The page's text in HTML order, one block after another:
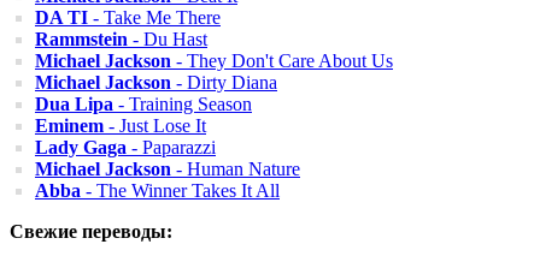
DA TI - Take Me There
Rammstein - Du Hast
Michael Jackson - They Don't Care About Us
Michael Jackson - Dirty Diana
Dua Lipa - Training Season
Eminem - Just Lose It
Lady Gaga - Paparazzi
Michael Jackson - Human Nature
Abba - The Winner Takes It All
Свежие переводы: